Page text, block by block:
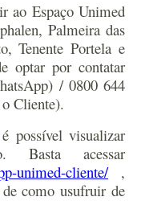
ao Espaço Unimed
Palmeira das
Tenente Portela e
optar por contatar
/ 0800 644
Cliente).
possível visualizar
Basta acessar
unimed-cliente/,
como usufruir de